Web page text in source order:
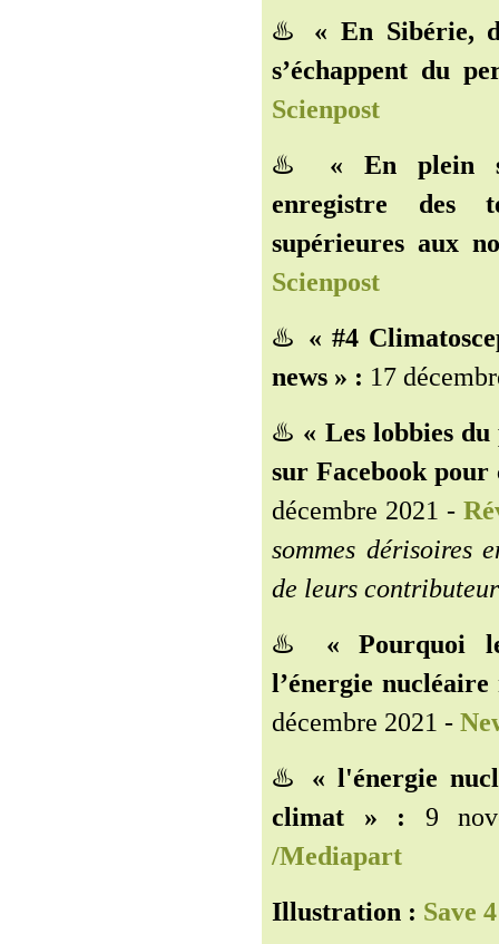
♨️ « En Sibérie,
s’échappent du
Scienpost
♨️ « En plein
enregistre des
supérieures aux
Scienpost
♨️ « #4
news » : 17
♨️ « Les lobbies
sur Facebook pour
décembre 2021 -
sommes dérisoires
de leurs
♨️ « Pourquoi
l’énergie
décembre 2021 -
♨️ « l'énergie
climat » : 9
/Mediapart
Illustration : Save